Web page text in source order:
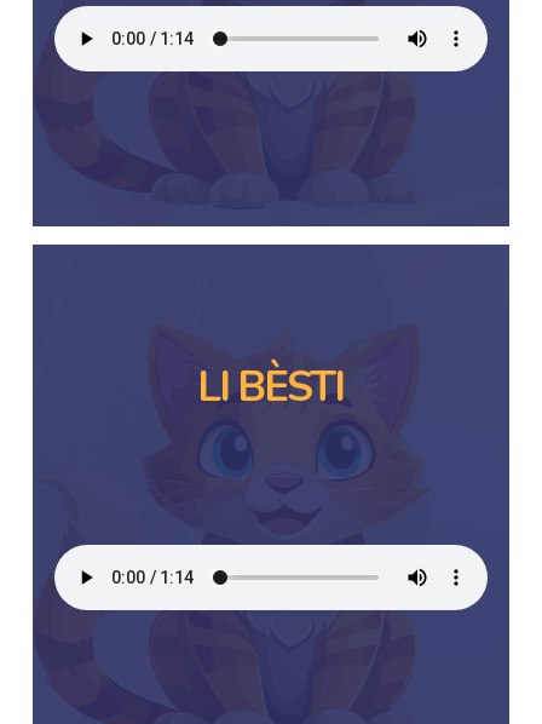
LI BÈSTI